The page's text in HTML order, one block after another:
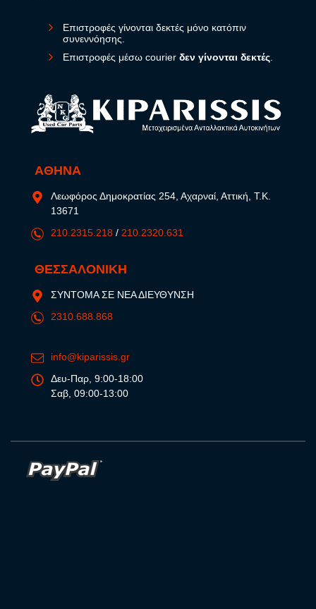
Επιστροφές γίνονται δεκτές μόνο κατόπιν
συνεννόησης.
Επιστροφές μέσω courier δεν γίνονται δεκτές.
ΑΘΗΝΑ
Λεωφόρος Δημοκρατίας 254, Αχαρναί, Αττική, Τ.Κ.
13671
210.2315.218 / 210.2320.631
ΘΕΣΣΑΛΟΝΙΚΗ
ΣΥΝΤΟΜΑ ΣΕ ΝΕΑ ΔΙΕΥΘΥΝΣΗ
2310.688.868
info@kiparissis.gr
Δευ-Παρ, 9:00-18:00
Σαβ, 09:00-13:00